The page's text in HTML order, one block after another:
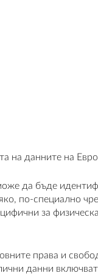
на данните на
да бъде
по-специално
за
права и
данни